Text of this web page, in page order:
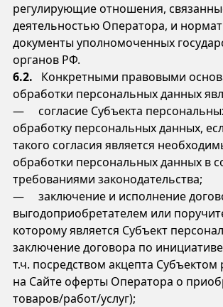
регулирующие отношения,
деятельностью Оператора, и
документы уполномоченных
органов РФ.
6.2. Конкретными правовыми
обработки персональных данных
— согласие Субъекта
обработку персональных данных,
такого согласия является
обработки персональных данных в
требованиями законодательства;
— заключение и исполнение
выгодоприобретателем или
которому является Субъект
заключение договора по
т.ч. посредством акцепта
на Сайте оферты Оператора о
товаров/работ/услуг);